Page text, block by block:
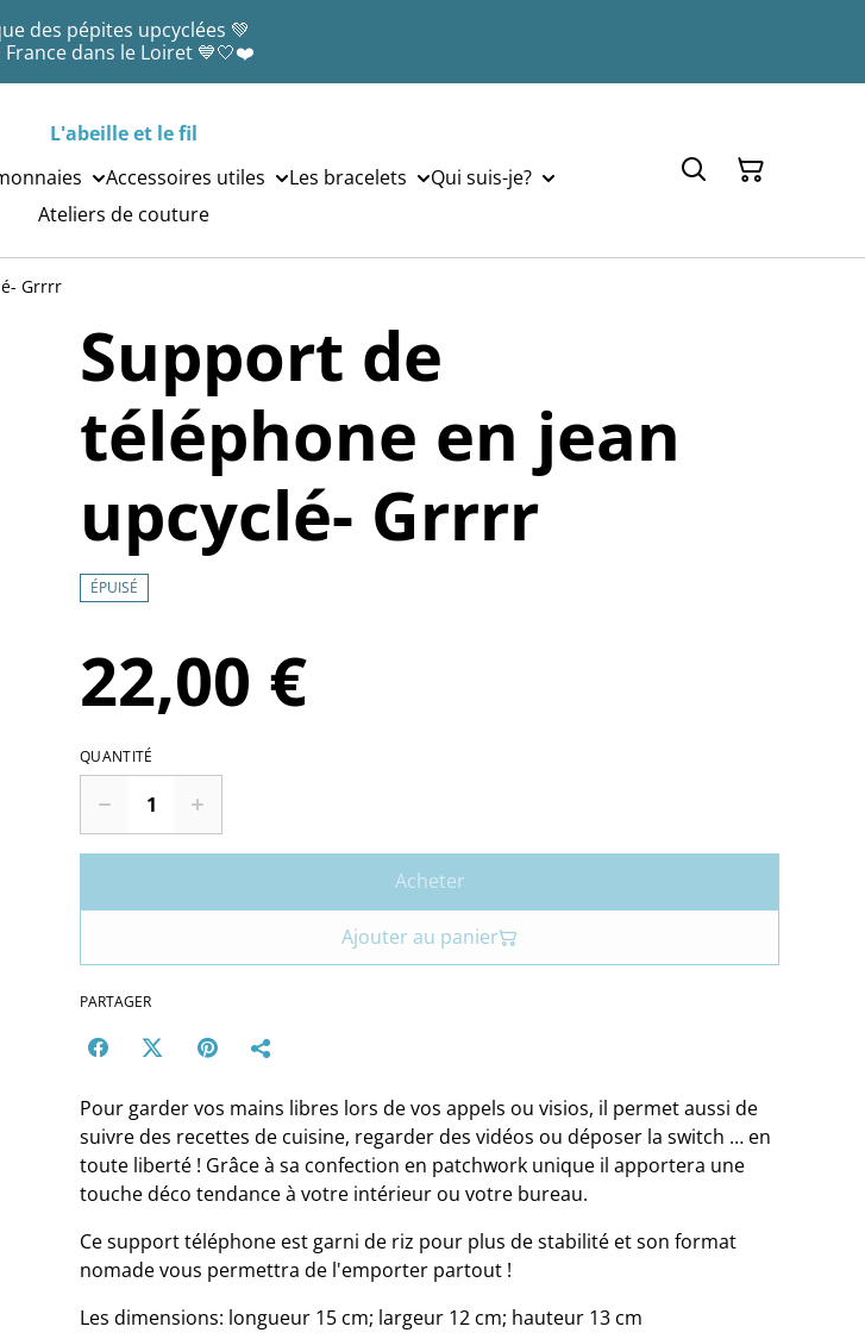
des pépites upcyclées 💚
France dans le Loiret 💙🤍❤️
L'abeille et le fil
Accessoires utiles Les bracelets
Qui suis-je?
Ateliers de couture
Grrrr
Support de
téléphone en jean
upcyclé- Grrrr
ÉPUISÉ
22,00 €
QUANTITÉ
Acheter
Ajouter au panier
PARTAGER
Pour garder vos mains libres lors de vos appels ou visios, il permet aussi de
suivre des recettes de cuisine, regarder des vidéos ou déposer la switch … en
toute liberté ! Grâce à sa confection en patchwork unique il apportera une
touche déco tendance à votre intérieur ou votre bureau.
Ce support téléphone est garni de riz pour plus de stabilité et son format
nomade vous permettra de l'emporter partout !
Les dimensions: longueur 15 cm; largeur 12 cm; hauteur 13 cm